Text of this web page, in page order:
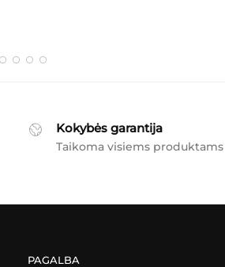
Kokybės garantija
Taikoma visiems produktams
PAGALBA